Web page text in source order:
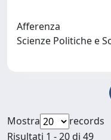
Afferenza
Scienze Politiche e
Mostra
records
Risultati 1 - 20 di 49